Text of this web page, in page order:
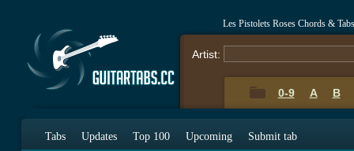
Les Pistolets Roses Chords & Tabs
Artist:
0-9 A B
Tabs Updates Top 100 Upcoming Submit tab